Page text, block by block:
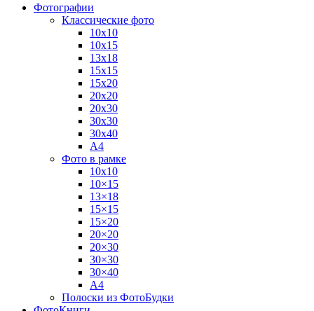
Фотографии
Классические фото
10х10
10х15
13х18
15х15
15х20
20х20
20х30
30х30
30х40
А4
Фото в рамке
10х10
10×15
13×18
15×15
15×20
20×20
20×30
30×30
30×40
A4
Полоски из ФотоБудки